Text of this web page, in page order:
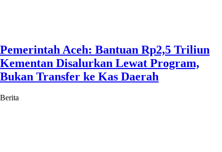
Pemerintah Aceh: Bantuan Rp2,5 Triliun
Kementan Disalurkan Lewat Program,
Bukan Transfer ke Kas Daerah
Berita